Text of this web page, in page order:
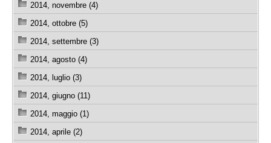
2014, novembre (4)
2014, ottobre (5)
2014, settembre (3)
2014, agosto (4)
2014, luglio (3)
2014, giugno (11)
2014, maggio (1)
2014, aprile (2)